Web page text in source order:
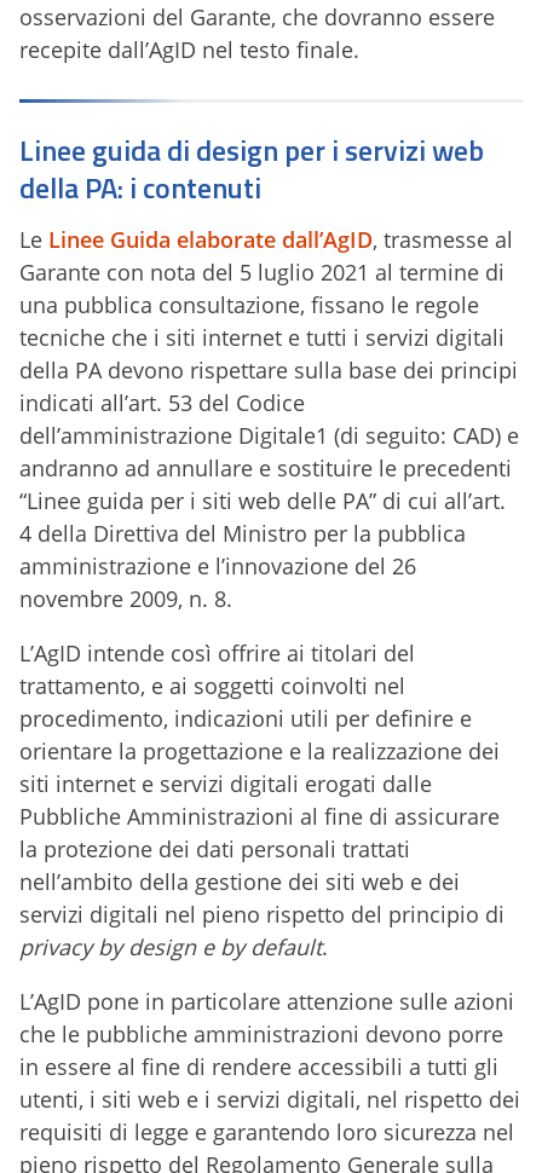
osservazioni del Garante, che dovranno essere
recepite dall’AgID nel testo finale.
Linee guida di design per i servizi web
della PA: i contenuti
Le Linee Guida elaborate dall’AgID, trasmesse al
Garante con nota del 5 luglio 2021 al termine di
una pubblica consultazione, fissano le regole
tecniche che i siti internet e tutti i servizi digitali
della PA devono rispettare sulla base dei principi
indicati all’art. 53 del Codice
dell’amministrazione Digitale1 (di seguito: CAD) e
andranno ad annullare e sostituire le precedenti
“Linee guida per i siti web delle PA” di cui all’art.
4 della Direttiva del Ministro per la pubblica
amministrazione e l’innovazione del 26
novembre 2009, n. 8.
L’AgID intende così offrire ai titolari del
trattamento, e ai soggetti coinvolti nel
procedimento, indicazioni utili per definire e
orientare la progettazione e la realizzazione dei
siti internet e servizi digitali erogati dalle
Pubbliche Amministrazioni al fine di assicurare
la protezione dei dati personali trattati
nell’ambito della gestione dei siti web e dei
servizi digitali nel pieno rispetto del principio di
privacy by design e by default.
L’AgID pone in particolare attenzione sulle azioni
che le pubbliche amministrazioni devono porre
in essere al fine di rendere accessibili a tutti gli
utenti, i siti web e i servizi digitali, nel rispetto dei
requisiti di legge e garantendo loro sicurezza nel
pieno rispetto del Regolamento Generale sulla